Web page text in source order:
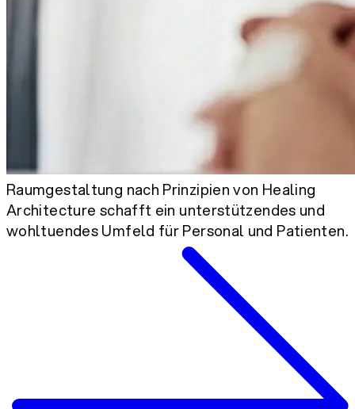
Raumgestaltung nach Prinzipien von Healing
Architecture schafft ein unterstützendes und
wohltuendes Umfeld für Personal und Patienten.